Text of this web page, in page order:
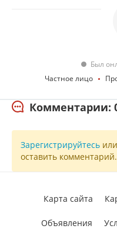
Был
Частное лицо
Комментарии:
Зарегистрируйтесь или
оставить комментарий.
Карта сайта
Объявления